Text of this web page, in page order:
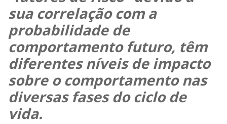
sua correlação com a
probabilidade de
comportamento futuro, têm
diferentes níveis de impacto
sobre o comportamento nas
diversas fases do ciclo de
vida.